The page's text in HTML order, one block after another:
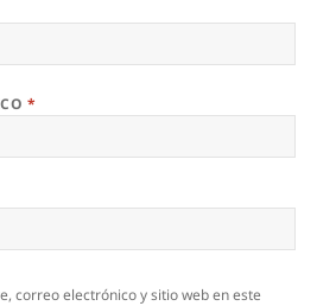
*
correo electrónico y sitio web en este